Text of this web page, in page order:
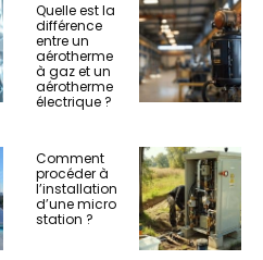
Quelle est la
différence
entre un
aérotherme
à gaz et un
aérotherme
électrique ?
Comment
procéder à
l’installation
d’une micro
station ?